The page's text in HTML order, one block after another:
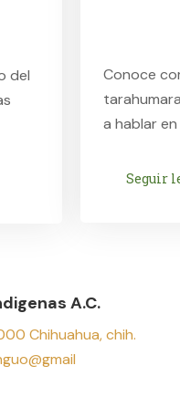
del
Conoce
a hablar
Seguir
A.C.
Chihuahua, chih.